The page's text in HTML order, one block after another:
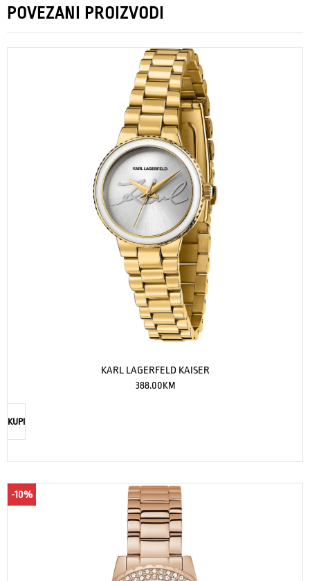
POVEZANI PROIZVODI
KARL LAGERFELD KAISER
388.00KM
KUPI
-10%